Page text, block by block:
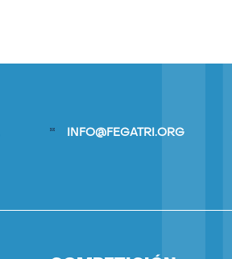
INFO@FEGATRI.ORG